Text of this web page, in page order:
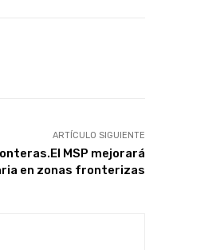
ARTÍCULO SIGUIENTE
MSP mejorará
en zonas fronterizas